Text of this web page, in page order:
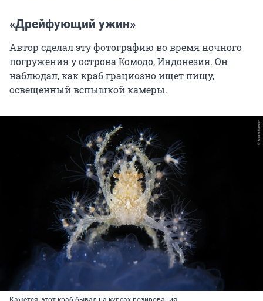
«Дрейфующий ужин»
Автор сделал эту фотографию во время ночного
погружения у острова Комодо, Индонезия. Он
наблюдал, как краб грациозно ищет пищу,
освещенный вспышкой камеры.